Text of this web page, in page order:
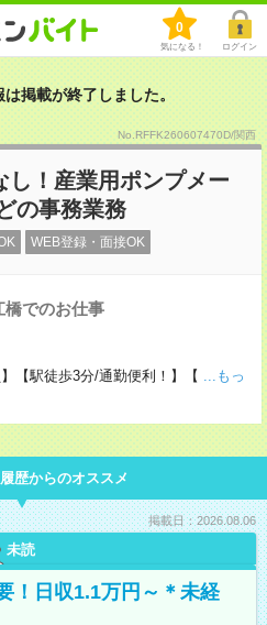
0
気になる！ ログイン
掲載が終了しました。
No.RFFK260607470D/関西
し！産業用ポンプメー
の事務業務
WEB登録・面接OK
橋でのお仕事
【駅徒歩3分/通勤便利！】【 ...もっ
歴からのオススメ
掲載日：2026.08.06
未読
！日収1.1万円～＊未経